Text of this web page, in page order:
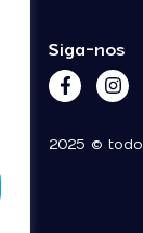
Siga-nos
2025 ©